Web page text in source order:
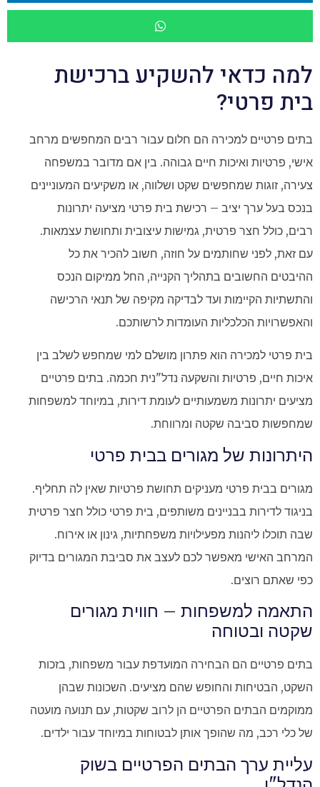
למה כדאי להשקיע ברכישת
בית פרטי?
בתים פרטיים למכירה הם חלום עבור רבים המחפשים מרחב
אישי, פרטיות ואיכות חיים גבוהה. בין אם מדובר במשפחה
צעירה, זוגות שמחפשים שקט ושלווה, או משקיעים המעוניינים
בנכס בעל ערך יציב – רכישת בית פרטי מציעה יתרונות
רבים, כולל חצר פרטית, גמישות עיצובית ותחושת עצמאות.
עם זאת, לפני שחותמים על חוזה, חשוב להכיר את כל
ההיבטים החשובים בתהליך הקנייה, החל ממיקום הנכס
והתשתיות הקיימות ועד לבדיקה מקיפה של תנאי הרכישה
והאפשרויות הכלכליות העומדות לרשותכם.
בית פרטי למכירה הוא פתרון מושלם למי שמחפש לשלב בין
איכות חיים, פרטיות והשקעה נדל"נית חכמה. בתים פרטיים
מציעים יתרונות משמעותיים לעומת דירות, במיוחד למשפחות
שמחפשות סביבה שקטה ומרווחת.
היתרונות של מגורים בבית פרטי
מגורים בבית פרטי מעניקים תחושת פרטיות שאין לה תחליף.
בניגוד לדירות בבניינים משותפים, בית פרטי כולל חצר פרטית
שבה תוכלו ליהנות מפעילויות משפחתיות, גינון או אירוח.
המרחב האישי מאפשר לכם לעצב את סביבת המגורים בדיוק
כפי שאתם רוצים.
התאמה למשפחות – חווית מגורים
שקטה ובטוחה
בתים פרטיים הם הבחירה המועדפת עבור משפחות, בזכות
השקט, הבטיחות והחופש שהם מציעים. השכונות שבהן
ממוקמים הבתים הפרטיים הן לרוב שקטות, עם תנועה מועטה
של כלי רכב, מה שהופך אותן לבטוחות במיוחד עבור ילדים.
עליית ערך הבתים הפרטיים בשוק